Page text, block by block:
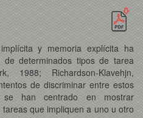
y memoria explícita ha
de determinados tipos de tarea
1988; Richardson-Klavehjn,
de discriminar entre estos
han centrado en mostrar
que impliquen a uno u otro